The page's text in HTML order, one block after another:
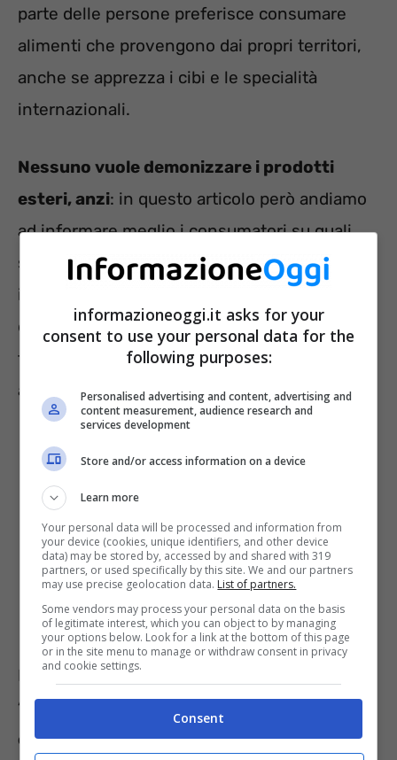
parte delle persone preferisce consumare
alimenti che provengono dai propri territori,
anche se apprezza i cibi e le specialità
internazionali.
Nessuno vuole demonizzare i prodotti
esteri, anzi: in questo articolo però andiamo
ad informare meglio i consumatori su quali
siano i marchi di pasta che usano grano 100%
italiano. Lo abbiamo scoperto grazie ad una
delle indagini che regolarmente vengono
fatte da associazioni per i consumatori, come
ad esempio Altroconsumo.
Ma in fondonon c’è niente di
“straordinario”, basta guardare le
etichette e anche in autonomia si
informazioneoggi.it asks for your
consent to use your personal data for the
following purposes:
Personalised advertising and content, advertising and
content measurement, audience research and
services development
Store and/or access information on a device
Learn more
Your personal data will be processed and information from
your device (cookies, unique identifiers, and other device
data) may be stored by, accessed by and shared with 319
partners, or used specifically by this site. We and our partners
may use precise geolocation data. List of partners.
Some vendors may process your personal data on the basis
of legitimate interest, which you can object to by managing
your options below. Look for a link at the bottom of this page
or in the site menu to manage or withdraw consent in privacy
and cookie settings.
Consent